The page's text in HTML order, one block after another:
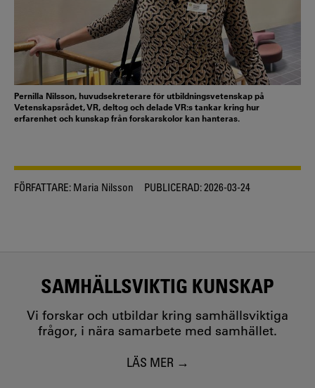
Pernilla Nilsson, huvudsekreterare för utbildningsvetenskap på
Vetenskapsrådet, VR, deltog och delade VR:s tankar kring hur
erfarenhet och kunskap från forskarskolor kan hanteras.
FÖRFATTARE: Maria Nilsson PUBLICERAD:2026-03-24
SAMHÄLLSVIKTIG KUNSKAP
Vi forskar och utbildar kring samhällsviktiga
frågor, i nära samarbete med samhället.
LÄS MER